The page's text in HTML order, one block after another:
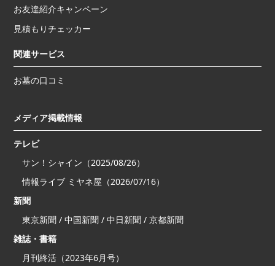
お友達紹介キャンペーン
見積もりチェッカー
関連サービス
お墓の口コミ
メディア掲載情報
テレビ
サン！シャイン（2025/08/26）
情報ライブ ミヤネ屋（2026/07/16）
新聞
東京新聞 / 中国新聞 / 中日新聞 / 京都新聞
雑誌・書籍
月刊終活（2023年6月号）